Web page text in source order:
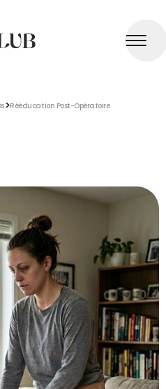
>Rééducation Post-Opératoire